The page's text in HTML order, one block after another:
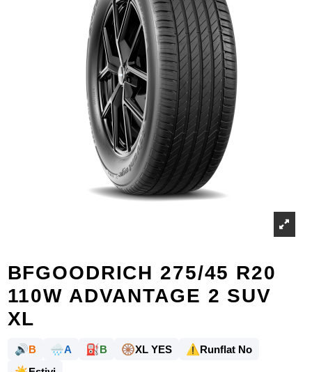
BFGOODRICH 275/45 R20
110W ADVANTAGE 2 SUV
XL
🔊B 🌧️A ⛽B 🛞XL YES ⚠️Runflat No